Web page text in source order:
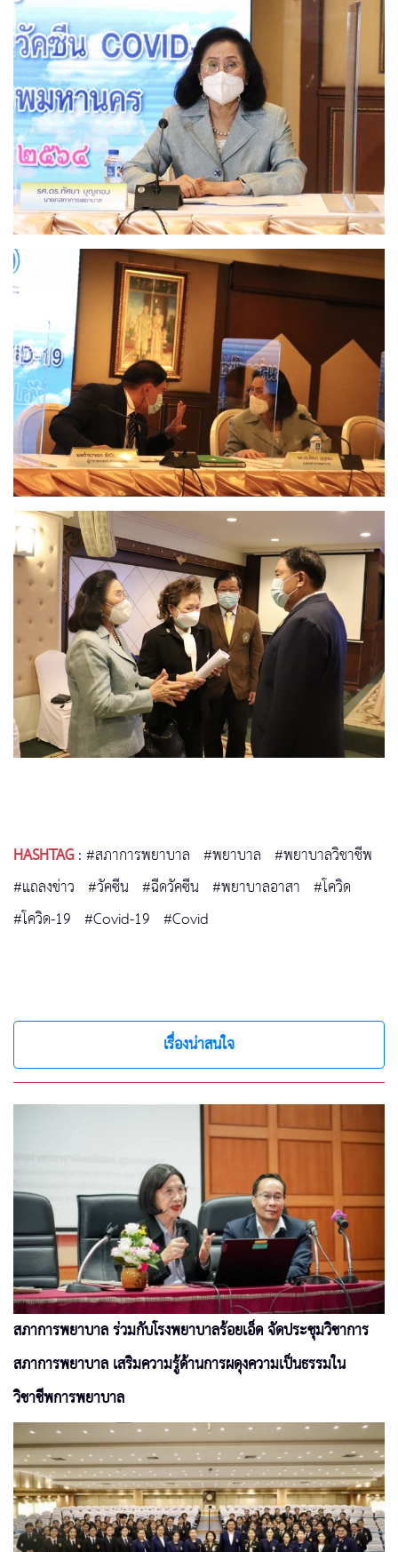
HASHTAG:#สภาการพยาบาล #พยาบาล #พยาบาลวิชาชีพ
#แถลงข่าว #วัคซีน #ฉีดวัคซีน #พยาบาลอาสา #โควิด
#โควิด-19 #Covid-19 #Covid
เรื่องน่าสนใจ
สภาการพยาบาล ร่วมกับโรงพยาบาลร้อยเอ็ด จัดประชุมวิชาการ
สภาการพยาบาล เสริมความรู้ด้านการผดุงความเป็นธรรมใน
วิชาชีพการพยาบาล